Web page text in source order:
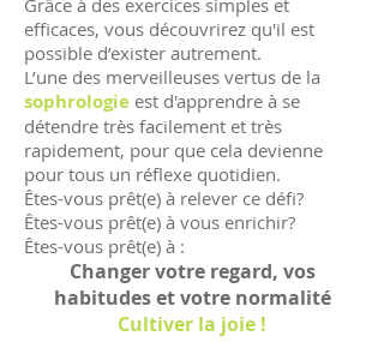
Grâce à des exercices simples et
efficaces, vous découvrirez qu'il est
possible d’exister autrement.
L’une des merveilleuses vertus de la
sophrologie est d'apprendre à se
détendre très facilement et très
rapidement, pour que cela devienne
pour tous un réflexe quotidien.
Êtes-vous prêt(e) à relever ce défi?
Êtes-vous prêt(e) à vous enrichir?
Êtes-vous prêt(e) à :
Changer votre regard, vos
habitudes et votre normalité
Cultiver la joie !